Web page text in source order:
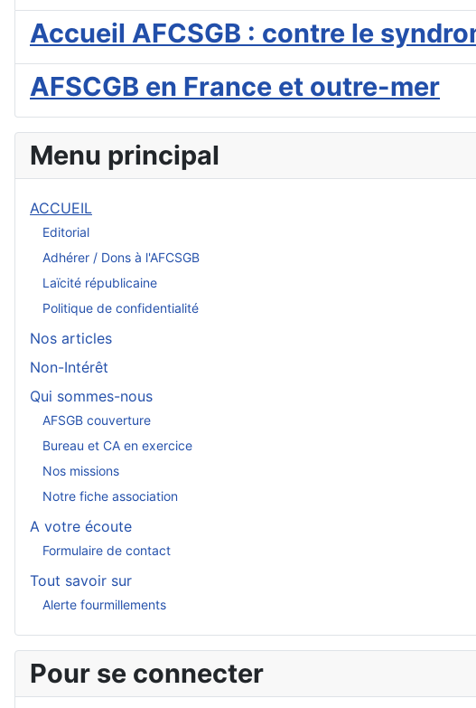
Accueil AFCSGB : contre le
AFSCGB en France et outre-mer
Menu principal
ACCUEIL
Editorial
Adhérer / Dons à l'AFCSGB
Laïcité républicaine
Politique de confidentialité
Nos articles
Non-Intérêt
Qui sommes-nous
AFSGB couverture
Bureau et CA en exercice
Nos missions
Notre fiche association
A votre écoute
Formulaire de contact
Tout savoir sur
Alerte fourmillements
Pour se connecter